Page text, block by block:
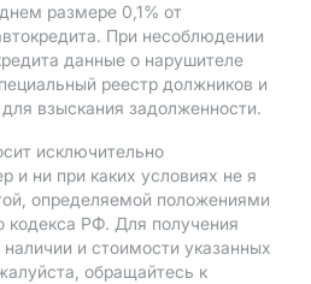
размере 0,1% от
При несоблюдении
данные о нарушителе
реестр должников и
для взыскания задолженности.
исключительно
и ни при каких условиях не я
определяемой положениями
кодекса РФ. Для получения
и стоимости указанных
обращайтесь к